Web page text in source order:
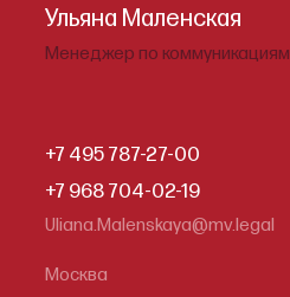
Ульяна Маленская
Менеджер по коммуникациям
+7 495 787-27-00
+7 968 704-02-19
Uliana.Malenskaya@mv.legal
Москва